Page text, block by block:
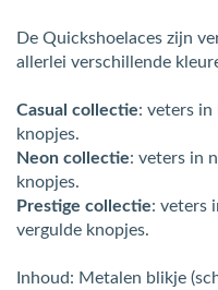
De Quickshoelaces zijn
allerlei verschillende
Casual collectie: veters in
knopjes.
Neon collectie: veters in
knopjes.
Prestige collectie: veters
vergulde knopjes.
Inhoud: Metalen blikje